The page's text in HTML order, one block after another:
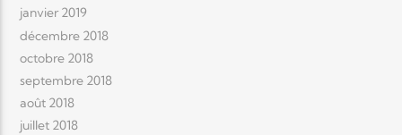
janvier 2019
décembre 2018
octobre 2018
septembre 2018
août 2018
juillet 2018